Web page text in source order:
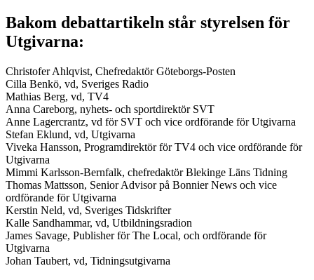
Bakom debattartikeln står styrelsen för
Utgivarna:
Christofer Ahlqvist, Chefredaktör Göteborgs-Posten
Cilla Benkö, vd, Sveriges Radio
Mathias Berg, vd, TV4
Anna Careborg, nyhets- och sportdirektör SVT
Anne Lagercrantz, vd för SVT och vice ordförande för Utgivarna
Stefan Eklund, vd, Utgivarna
Viveka Hansson, Programdirektör för TV4 och vice ordförande för
Utgivarna
Mimmi Karlsson-Bernfalk, chefredaktör Blekinge Läns Tidning
Thomas Mattsson, Senior Advisor på Bonnier News och vice
ordförande för Utgivarna
Kerstin Neld, vd, Sveriges Tidskrifter
Kalle Sandhammar, vd, Utbildningsradion
James Savage, Publisher för The Local, och ordförande för
Utgivarna
Johan Taubert, vd, Tidningsutgivarna